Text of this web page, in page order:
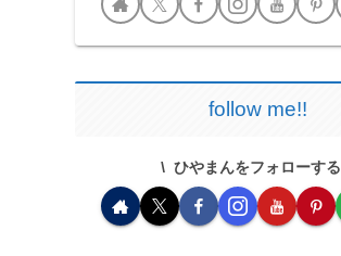
follow me!!
ひやまんをフォローする